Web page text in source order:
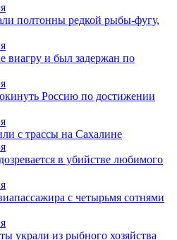
полтонны редкой рыбы-фугу,
виагру и был задержан по
Россию по достижении
с трассы на Сахалине
в убийстве любимого
с четырьмя сотнями
украли из рыбного хозяйства